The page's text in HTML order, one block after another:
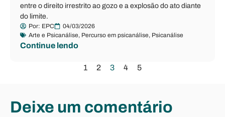
entre o direito irrestrito ao gozo e a explosão do ato diante
do limite.
Por: EPC
04/03/2026
Arte e Psicanálise, Percurso em psicanálise, Psicanálise
Continue lendo
1 2 3 4 5
Deixe um comentário